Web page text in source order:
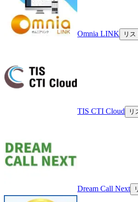
Omnia LINK リ
TIS CTI Cloud リ
Dream Call Next